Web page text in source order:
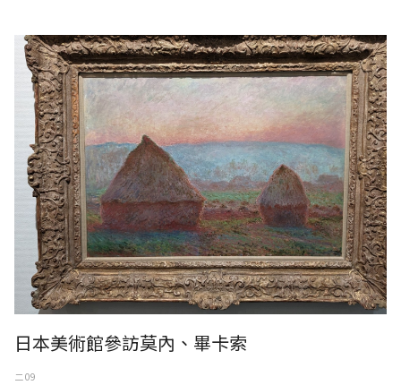
克勞德·莫內 > 1888-89，埼玉縣立近代美術館
日本美術館參訪莫內、畢卡索
二 09